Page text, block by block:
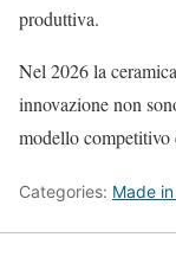
produttiva.
Nel 2026 la
innovazione non
modello
Categories: Made